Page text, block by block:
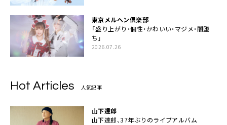
東京メルヘン倶楽部
「盛り上がり・個性・かわいい・マジメ・闇堕
ち」
2026.07.26
Hot Articles 人気記事
山下達郎
山下達郎、37年ぶりのライブアルバム